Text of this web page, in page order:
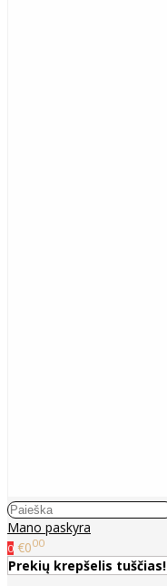
Mano paskyra
0 €000
Prekių krepšelis tuščias!